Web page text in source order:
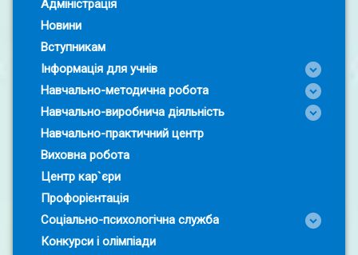
Адміністрація
Новини
Вступникам
Інформація для учнів
Навчально-методична робота
Навчально-виробнича діяльність
Навчально-практичний центр
Виховна робота
Центр кар`єри
Профорієнтація
Соціально-психологічна служба
Конкурси і олімпіади